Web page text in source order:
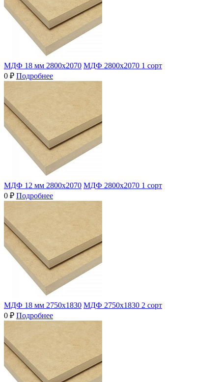
МДФ 18 мм 2800х2070 МДФ 2800х2070 1 сорт
0 ₽ Подробнее
МДФ 12 мм 2800х2070 МДФ 2800х2070 1 сорт
0 ₽ Подробнее
МДФ 18 мм 2750х1830 МДФ 2750х1830 2 сорт
0 ₽ Подробнее